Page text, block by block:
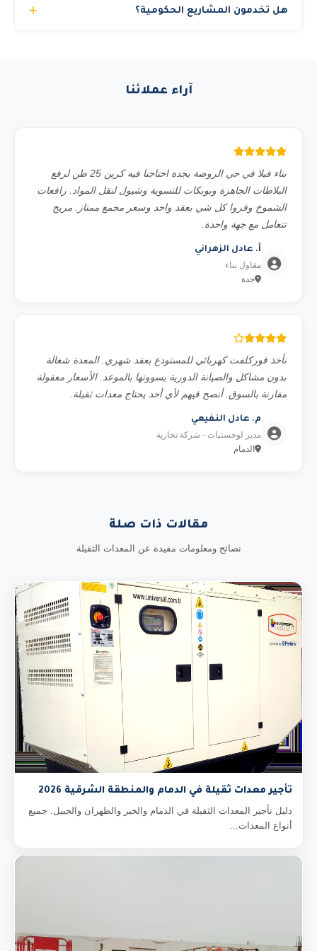
تعويض عن ساعات التوقف إذا تأخر البديل. مدير حساب مخصص
نوفر تأجير بالمشوار لبعض المعدات. أسعار خاصة للعقود الطويلة
هل تخدمون المشاريع الحكومية؟
آراء عملائنا
بناء فيلا في حي الروضة بجدة احتاجنا فيه كرين 25 طن لرفع
البلاطات الجاهزة وبوبكات للتسوية وشيول لنقل المواد. رافعات
الشموخ وفروا كل شي بعقد واحد وسعر مجمع ممتاز. مريح
تتعامل مع جهة واحدة.
أ. عادل الزهراني
مقاول بناء
جدة
نأخذ فوركلفت كهربائي للمستودع بعقد شهري. المعدة شغالة
بدون مشاكل والصيانة الدورية يسوونها بالموعد. الأسعار معقولة
مقارنة بالسوق. أنصح فيهم لأي أحد يحتاج معدات ثقيلة.
م. عادل النفيعي
مدير لوجستيات - شركة تجارية
الدمام
مقالات ذات صلة
نصائح ومعلومات مفيدة عن المعدات الثقيلة
تأجير معدات ثقيلة في الدمام والمنطقة الشرقية 2026
دليل تأجير المعدات الثقيلة في الدمام والخبر والظهران والجبيل. جميع
أنواع المعدات...